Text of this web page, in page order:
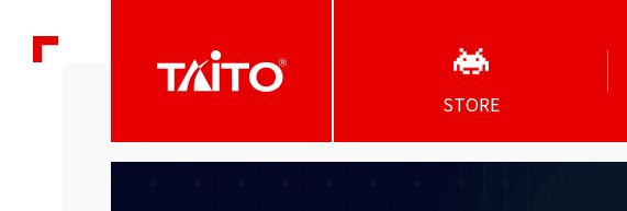
STORE